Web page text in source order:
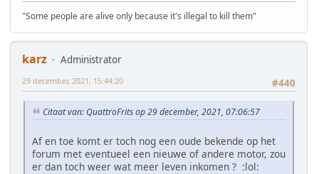
"Some people are alive only because it's illegal to kill them"
karz
Administrator
#440
29 december, 2021, 15:44:20
Citaat van: QuattroFrits op 29 december, 2021, 07:06:57
Af en toe komt er toch nog een oude bekende op het
forum met eventueel een nieuwe of andere motor, zou
er dan toch weer wat meer leven inkomen ? :lol: